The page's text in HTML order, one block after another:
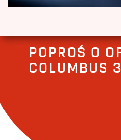
POPROŚ O
COLUMBUS